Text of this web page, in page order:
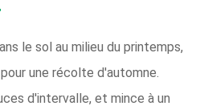
le sol au milieu du printemps,
une récolte d'automne.
d'intervalle, et mince à un